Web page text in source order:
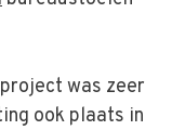
was zeer
ook plaats in